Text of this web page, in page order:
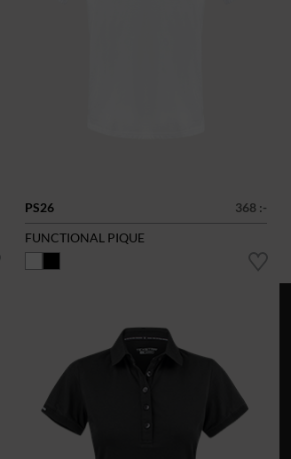
PS26
368 :-
FUNCTIONAL PIQUE